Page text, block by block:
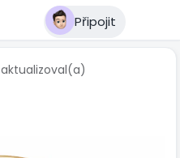
Připojit
aktualizoval(a)